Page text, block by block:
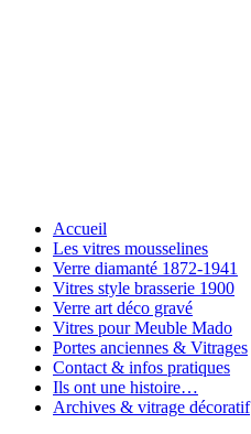
Accueil
Les vitres mousselines
Verre diamanté 1872-1941
Vitres style brasserie 1900
Verre art déco gravé
Vitres pour Meuble Mado
Portes anciennes & Vitrages
Contact & infos pratiques
Ils ont une histoire…
Archives & vitrage décoratif